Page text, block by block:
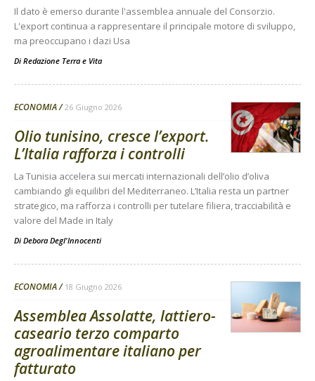
Il dato è emerso durante l'assemblea annuale del Consorzio.
L'export continua a rappresentare il principale motore di sviluppo,
ma preoccupano i dazi Usa
Di Redazione Terra e Vita
ECONOMIA 26 Giugno 2026
Olio tunisino, cresce l’export.
L’Italia rafforza i controlli
La Tunisia accelera sui mercati internazionali dell’olio d’oliva
cambiando gli equilibri del Mediterraneo. L’Italia resta un partner
strategico, ma rafforza i controlli per tutelare filiera, tracciabilità e
valore del Made in Italy
Di Debora Degl'Innocenti
ECONOMIA 18 Giugno 2026
Assemblea Assolatte, lattiero-
caseario terzo comparto
agroalimentare italiano per
fatturato